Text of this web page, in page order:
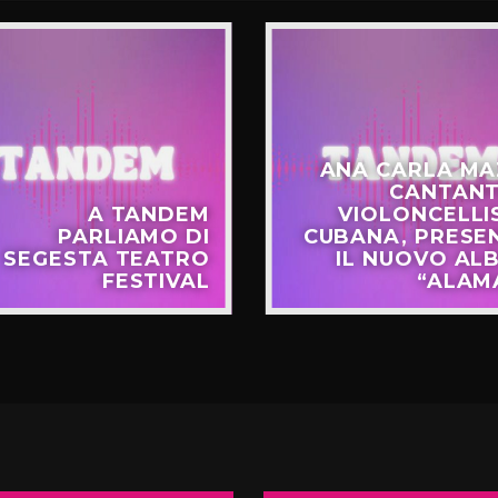
A TANDEM
PARLIAMO DI
SEGESTA TEATRO
FESTIVAL
ANA CARLA
CUBANA,
IL NUOVO